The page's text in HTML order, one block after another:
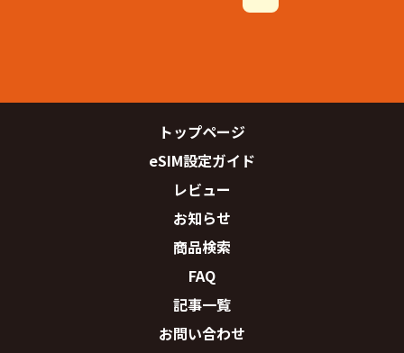
トップページ
eSIM設定ガイド
レビュー
お知らせ
商品検索
FAQ
記事一覧
お問い合わせ